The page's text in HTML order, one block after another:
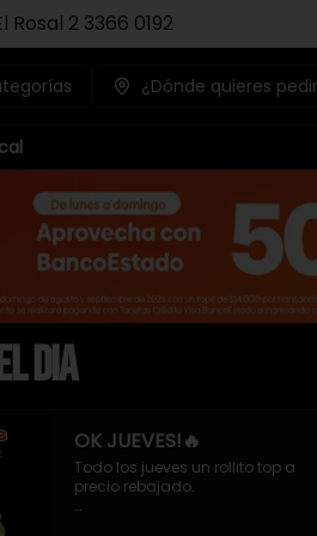
Rosal 2 3366 0192
¿Dónde quieres
DIA
OK JUEVES!🔥
Todo los jueves un rollito top a
precio rebajado.